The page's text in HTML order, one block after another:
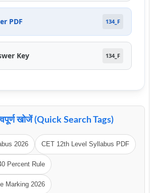
PDF 134_F
Key 134_F
खोजें (Quick Search Tags)
2026 CET 12th Level Syllabus PDF
Percent Rule
Marking 2026